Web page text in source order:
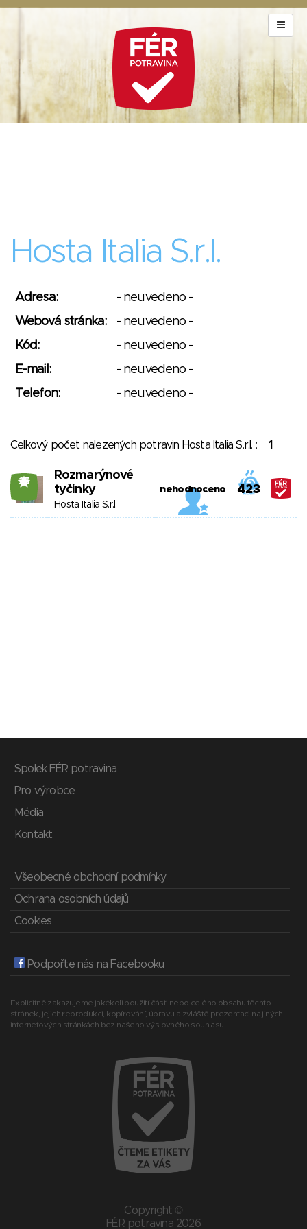
Hosta Italia S.r.l.
Adresa:
- neuvedeno -
Webová stránka:
- neuvedeno -
Kód:
- neuvedeno -
E-mail:
- neuvedeno -
Telefon:
- neuvedeno -
Celkový počet nalezených potravin Hosta Italia S.r.l. : 1
25
Rozmarýnové
tyčinky
Hosta Italia S.r.l.
nehodnoceno 423
Spolek FÉR potravina
Pro výrobce
Média
Kontakt
Všeobecné obchodní podmínky
Ochrana osobních údajů
Cookies
Podpořte nás na Facebooku
Explicitně zakazujeme jakékoli použití části nebo celého obsahu těchto
stránek, jejich reprodukci, kopírování, úpravu a zvláště prezentaci na jiných
internetových stránkách bez našeho výslovného souhlasu.
Copyright ©
FÉR potravina 2026